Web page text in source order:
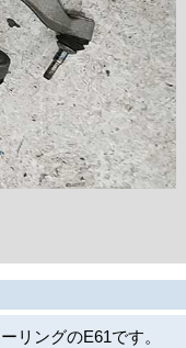
リングのE61です。